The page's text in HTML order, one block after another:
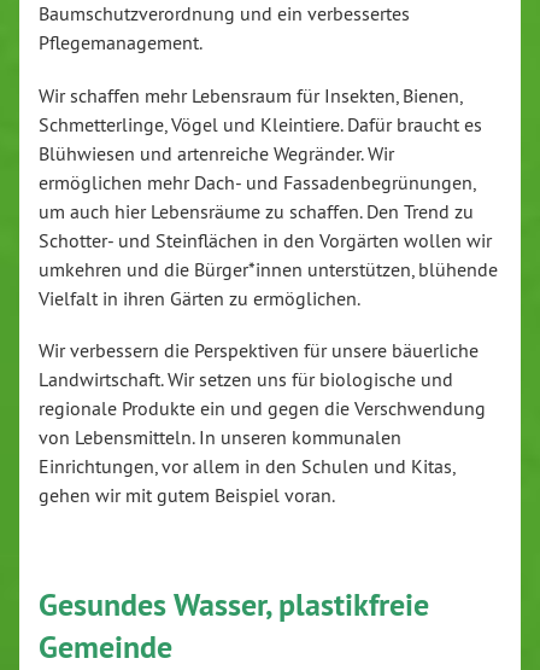
Baumschutzverordnung und ein verbessertes
Pflegemanagement.
Wir schaffen mehr Lebensraum für Insekten, Bienen,
Schmetterlinge, Vögel und Kleintiere. Dafür braucht es
Blühwiesen und artenreiche Wegränder. Wir
ermöglichen mehr Dach- und Fassadenbegrünungen,
um auch hier Lebensräume zu schaffen. Den Trend zu
Schotter- und Steinflächen in den Vorgärten wollen wir
umkehren und die Bürger*innen unterstützen, blühende
Vielfalt in ihren Gärten zu ermöglichen.
Wir verbessern die Perspektiven für unsere bäuerliche
Landwirtschaft. Wir setzen uns für biologische und
regionale Produkte ein und gegen die Verschwendung
von Lebensmitteln. In unseren kommunalen
Einrichtungen, vor allem in den Schulen und Kitas,
gehen wir mit gutem Beispiel voran.
Gesundes Wasser, plastikfreie
Gemeinde